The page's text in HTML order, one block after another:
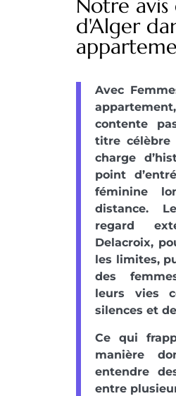
Notre avis
d'Alger
Avec
contente
titre célèbre
charge
point
féminine
distance.
regard
Delacroix,
les limites,
des
leurs vies
silences et
Ce qui
manière
entendre
entre